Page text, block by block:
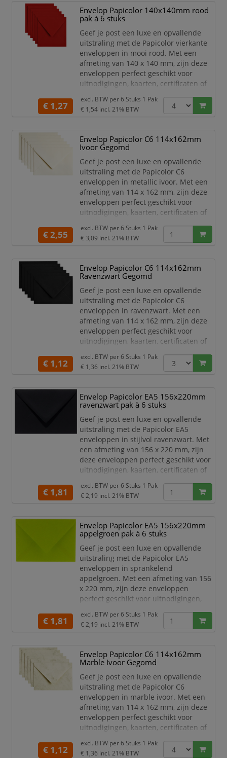
natuurlijke grijze kleur is ideaal voor
speciale gelegenheden en
marketingdoeleinden.
Envelop Papicolor 140x140mm rood
pak à 6 stuks
Geef je post een luxe en opvallende
uitstraling met de Papicolor vierkante
enveloppen in mooi rood. Met een
afmeting van 140 x 140 mm, zijn deze
enveloppen perfect geschikt voor
uitnodigingen, kaarten, certificaten of
Het hoge kwaliteit papier is stevig,
opvallende rode kleur is ideaal voor
speciale gelegenheden en
marketingdoeleinden.
Of je nu een
€ 1,27
excl. BTW per6 Stuks 1 Pak
€ 1,54 incl. 21% BTW
Envelop Papicolor C6 114x162mm
Ivoor Gegomd
Geef je post een luxe en opvallende
uitstraling met de Papicolor C6
enveloppen in metallic ivoor. Met een
afmeting van 114 x 162 mm, zijn deze
enveloppen perfect geschikt voor
uitnodigingen, kaarten, certificaten of
Het hoge kwaliteit papier is stevig,
ivoor kleur is ideaal voor speciale
gelegenheden en
marketingdoeleinden. Het praktische
C6-for
€ 2,55
excl. BTW per6 Stuks 1 Pak
€ 3,09 incl. 21% BTW
Envelop Papicolor C6 114x162mm
Ravenzwart Gegomd
Geef je post een luxe en opvallende
uitstraling met de Papicolor C6
enveloppen in ravenzwart. Met een
afmeting van 114 x 162 mm, zijn deze
enveloppen perfect geschikt voor
uitnodigingen, kaarten, certificaten of
Het hoge kwaliteit papier is stevig,
ravenzwarte kleur is ideaal voor
speciale gelegenheden en
marketingdoeleinden. Het praktische
C6-
€ 1,12
excl. BTW per6 Stuks 1 Pak
€ 1,36 incl. 21% BTW
Envelop Papicolor EA5 156x220mm
ravenzwart pak à 6 stuks
Geef je post een luxe en opvallende
uitstraling met de Papicolor EA5
enveloppen in stijlvol ravenzwart. Met
een afmeting van 156 x 220 mm, zijn
deze enveloppen perfect geschikt voor
uitnodigingen, kaarten, certificaten of
Het hoge kwaliteit papier is stevig,
ravenzwarte kleur is ideaal voor
speciale gelegenheden en
marketingdoeleinden. Het prak
€ 1,81
excl. BTW per6 Stuks 1 Pak
€ 2,19 incl. 21% BTW
Envelop Papicolor EA5 156x220mm
appelgroen pak à 6 stuks
Geef je post een luxe en opvallende
uitstraling met de Papicolor EA5
enveloppen in sprankelend
appelgroen. Met een afmeting van 156
x 220 mm, zijn deze enveloppen
perfect geschikt voor uitnodigingen,
belangrijke documenten.
professionele uitstraling. De
opvallende appelgroene kleur is ideaal
voor speciale gelegenheden en
marketingdoeleinden. Het
€ 1,81
excl. BTW per6 Stuks 1 Pak
€ 2,19 incl. 21% BTW
Envelop Papicolor C6 114x162mm
Marble Ivoor Gegomd
Geef je post een luxe en opvallende
uitstraling met de Papicolor C6
enveloppen in marble ivoor. Met een
afmeting van 114 x 162 mm, zijn deze
enveloppen perfect geschikt voor
uitnodigingen, kaarten, certificaten of
Het hoge kwaliteit papier is stevig,
€ 1,12
excl. BTW per6 Stuks 1 Pak
€ 1,36 incl. 21% BTW